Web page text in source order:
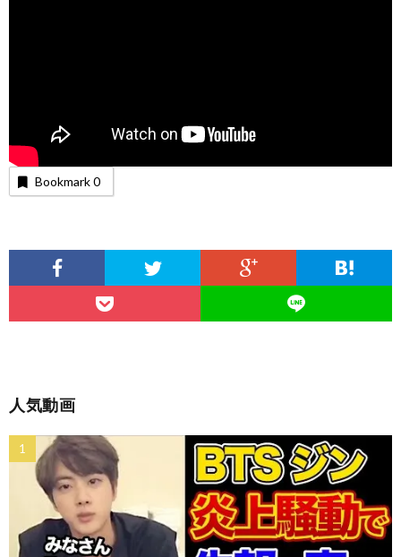
Bookmark0
人気動画